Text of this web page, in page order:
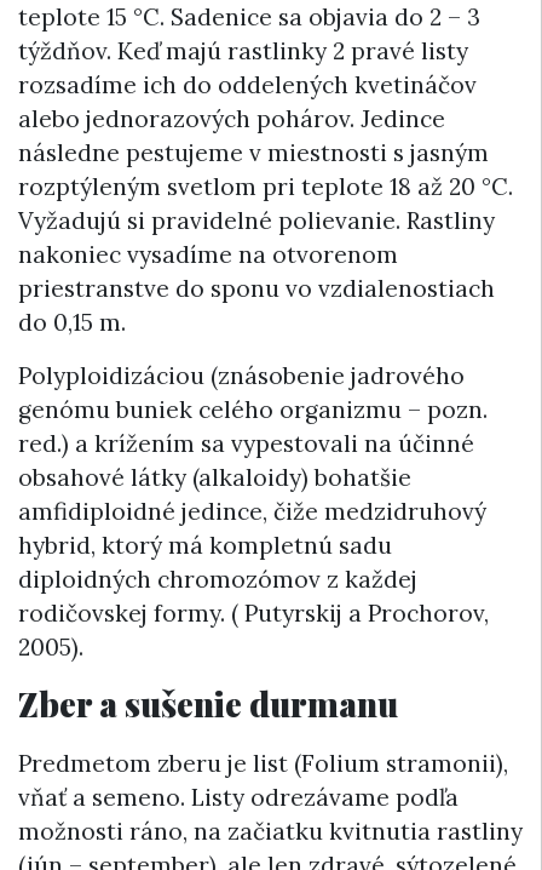
teplote 15 °C. Sadenice sa objavia do 2 – 3
týždňov. Keď majú rastlinky 2 pravé listy
rozsadíme ich do oddelených kvetináčov
alebo jednorazových pohárov. Jedince
následne pestujeme v miestnosti s jasným
rozptýleným svetlom pri teplote 18 až 20 °C.
Vyžadujú si pravidelné polievanie. Rastliny
nakoniec vysadíme na otvorenom
priestranstve do sponu vo vzdialenostiach
do 0,15 m.
Polyploidizáciou (znásobenie jadrového
genómu buniek celého organizmu – pozn.
red.) a krížením sa vypestovali na účinné
obsahové látky (alkaloidy) bohatšie
amfidiploidné jedince, čiže medzidruhový
hybrid, ktorý má kompletnú sadu
diploidných chromozómov z každej
rodičovskej formy. ( Putyrskij a Prochorov,
2005).
Zber a sušenie durmanu
Predmetom zberu je list (Folium stramonii),
vňať a semeno. Listy odrezávame podľa
možnosti ráno, na začiatku kvitnutia rastliny